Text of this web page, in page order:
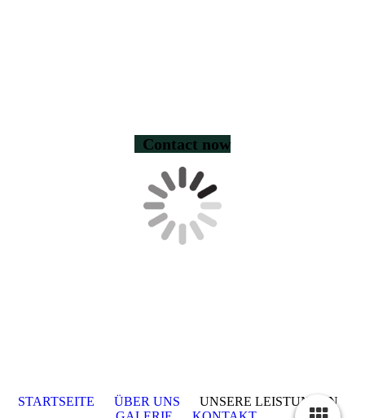
Contact now
STARTSEITE ÜBER UNS UNSERE LEISTUNGEN